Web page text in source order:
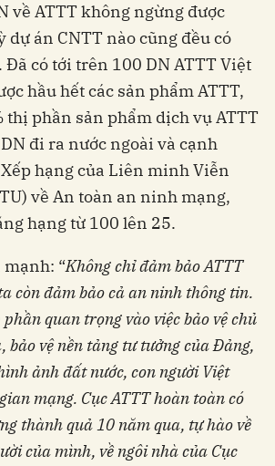
về ATTT không ngừng được
dự án CNTT nào cũng đều có
Đã có tới trên 100 DN ATTT Việt
hầu hết các sản phẩm ATTT,
thị phần sản phẩm dịch vụ ATTT
đi ra nước ngoài và cạnh
hạng của Liên minh Viễn
về An toàn an ninh mạng,
hạng từ 100 lên 25.
“Không chỉ đảm bảo ATTT
còn đảm bảo cả an ninh thông tin.
quan trọng vào việc bảo vệ chủ
bảo vệ nền tảng tư tưởng của Đảng,
ảnh đất nước, con người Việt
mạng. Cục ATTT hoàn toàn có
thành quả 10 năm qua, tự hào về
của mình, về ngôi nhà của Cục